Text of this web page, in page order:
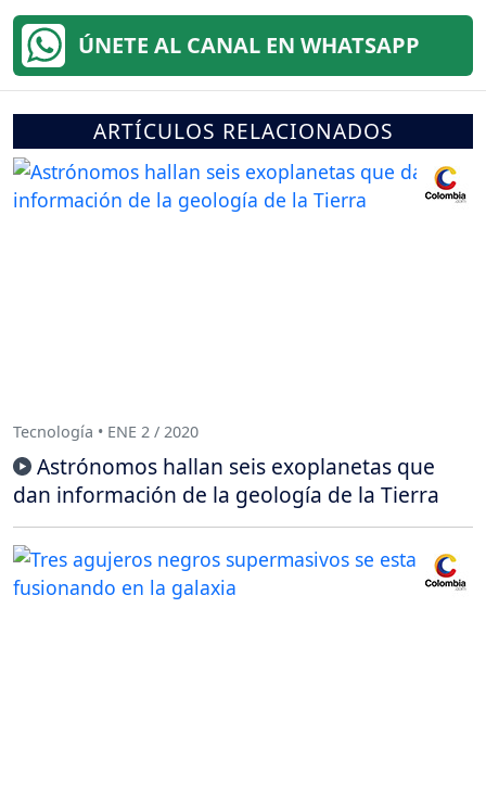
ÚNETE AL CANAL EN WHATSAPP
ARTÍCULOS RELACIONADOS
Tecnología • ENE 2 / 2020
Astrónomos hallan seis exoplanetas que
dan información de la geología de la Tierra